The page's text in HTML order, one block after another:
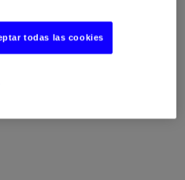
técnicos y de negocio
todas las cookies